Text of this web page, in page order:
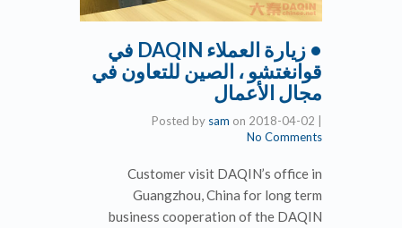
• زيارة العملاء DAQIN في
قوانغتشو ، الصين للتعاون في
مجال الأعمال
Posted bysam on 2018-04-02
No Comments
Customer visit DAQIN’s office in
Guangzhou, China for long term
business cooperation of the DAQIN